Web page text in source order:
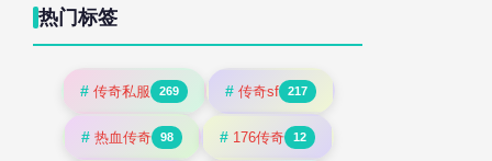
热门标签
# 传奇私服 269 # 传奇sf 217
# 热血传奇 98 # 176传奇 12